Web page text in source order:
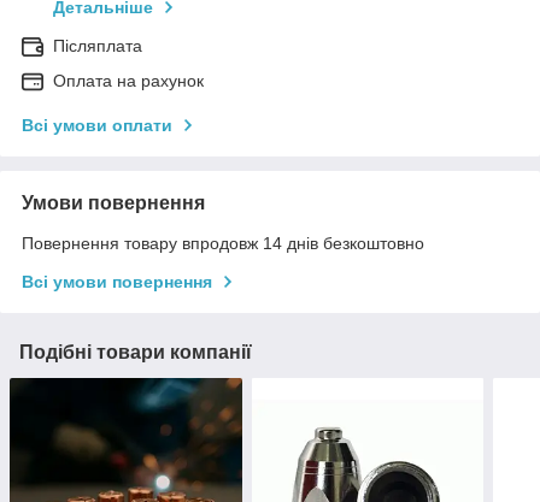
Детальніше
Післяплата
Оплата на рахунок
Всі умови оплати
Умови повернення
Повернення товару впродовж 14 днів безкоштовно
Всі умови повернення
Подібні товари компанії